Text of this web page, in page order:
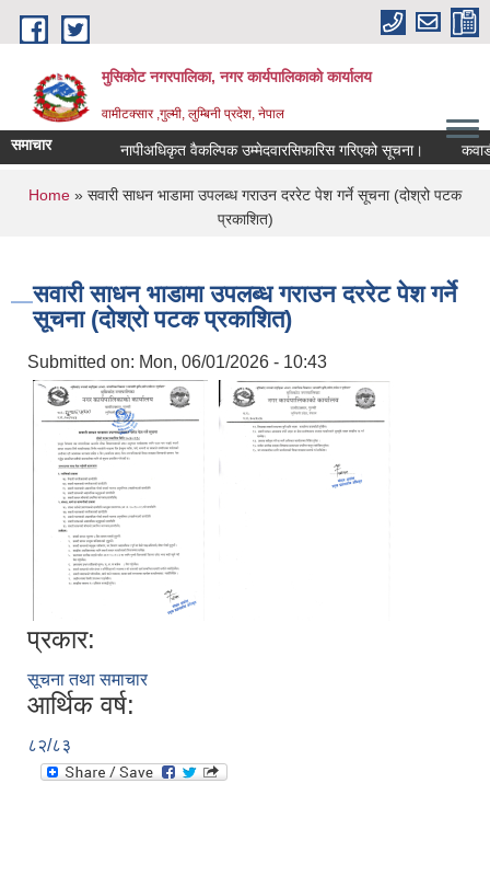
Skip to main content
मुसिकोट नगरपालिका, नगर कार्यपालिकाकाे कार्यालय
वामीटक्सार ,गुल्मी, लुम्बिनी प्रदेश, नेपाल
समाचार नापीअधिकृत वैकल्पिक उम्मेदवारसिफारिस गरिएको सूचना। कवाडी
You are here
Home » सवारी साधन भाडामा उपलब्ध गराउन दररेट पेश गर्ने सूचना (दोश्रो पटक
प्रकाशित)
सवारी साधन भाडामा उपलब्ध गराउन दररेट पेश गर्ने
सूचना (दोश्रो पटक प्रकाशित)
Submitted on: Mon, 06/01/2026 - 10:43
प्रकार:
सूचना तथा समाचार
आर्थिक वर्ष:
८२/८३